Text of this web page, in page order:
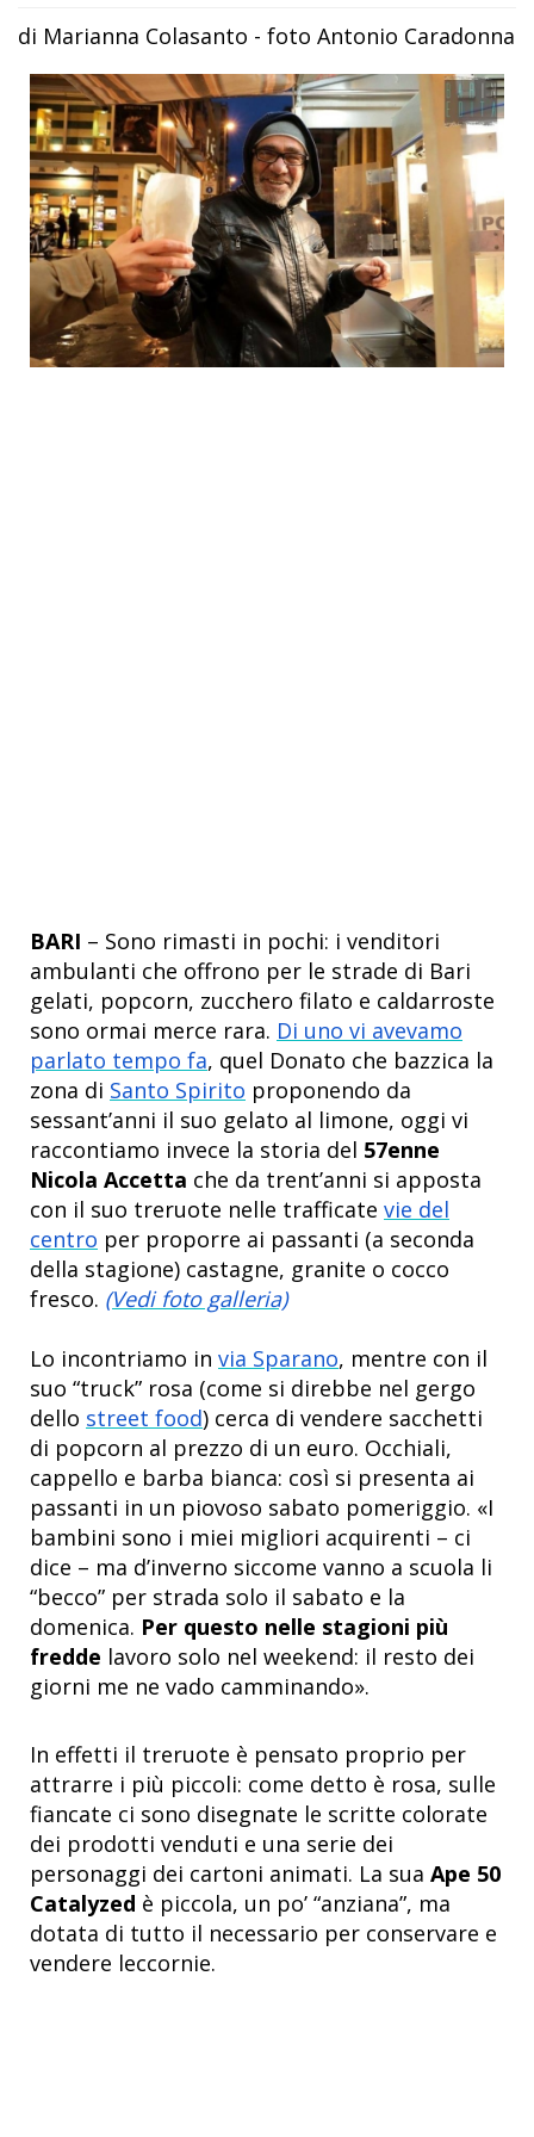
di Marianna Colasanto - foto Antonio Caradonna
BARI – Sono rimasti in pochi: i venditori
ambulanti che offrono per le strade di Bari
gelati, popcorn, zucchero filato e caldarroste
sono ormai merce rara. Di uno vi avevamo
parlato tempo fa, quel Donato che bazzica la
zona di Santo Spirito proponendo da
sessant’anni il suo gelato al limone, oggi vi
raccontiamo invece la storia del 57enne
Nicola Accetta che da trent’anni si apposta
con il suo treruote nelle trafficate vie del
centro per proporre ai passanti (a seconda
della stagione) castagne, granite o cocco
fresco. (Vedi foto galleria)
Lo incontriamo in via Sparano, mentre con il
suo “truck” rosa (come si direbbe nel gergo
dello street food) cerca di vendere sacchetti
di popcorn al prezzo di un euro. Occhiali,
cappello e barba bianca: così si presenta ai
passanti in un piovoso sabato pomeriggio. «I
bambini sono i miei migliori acquirenti – ci
dice – ma d’inverno siccome vanno a scuola li
“becco” per strada solo il sabato e la
domenica. Per questo nelle stagioni più
fredde lavoro solo nel weekend: il resto dei
giorni me ne vado camminando».
In effetti il treruote è pensato proprio per
attrarre i più piccoli: come detto è rosa, sulle
fiancate ci sono disegnate le scritte colorate
dei prodotti venduti e una serie dei
personaggi dei cartoni animati. La sua Ape 50
Catalyzed è piccola, un po’ “anziana”, ma
dotata di tutto il necessario per conservare e
vendere leccornie.